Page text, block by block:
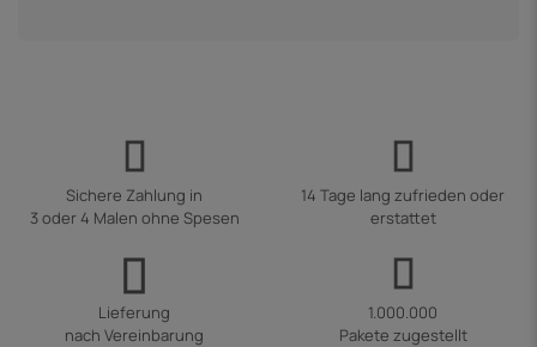
Sichere Zahlung in
3 oder 4 Malen ohne Spesen
14 Tage lang zufrieden oder
erstattet
Lieferung
nach Vereinbarung
1.000.000
Pakete zugestellt